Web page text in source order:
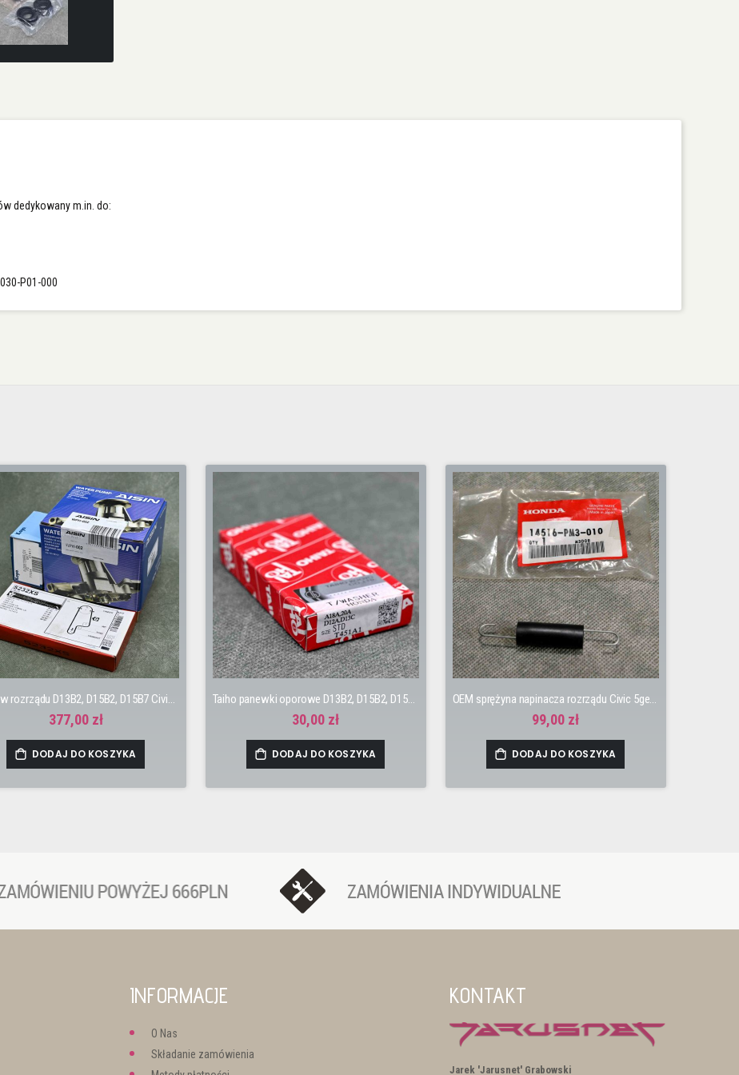
dedykowany m.in. do:
P01-000
Zestaw rozrządu D13B2, D15B2, D15B7 Civic 5gen 92-95
377,00 zł
DODAJ DO KOSZYKA
Taiho panewki oporowe D13B2, D15B2, D15B7
30,00 zł
DODAJ DO KOSZYKA
OEM sprężyna napinacza rozrządu Civic 5gen 92-95 D15B2, D15B7
99,00 zł
DODAJ DO KOSZYKA
INFORMACJE
O Nas
Składanie zamówienia
KONTAKT
Jarek 'Jarusnet' Grabowski